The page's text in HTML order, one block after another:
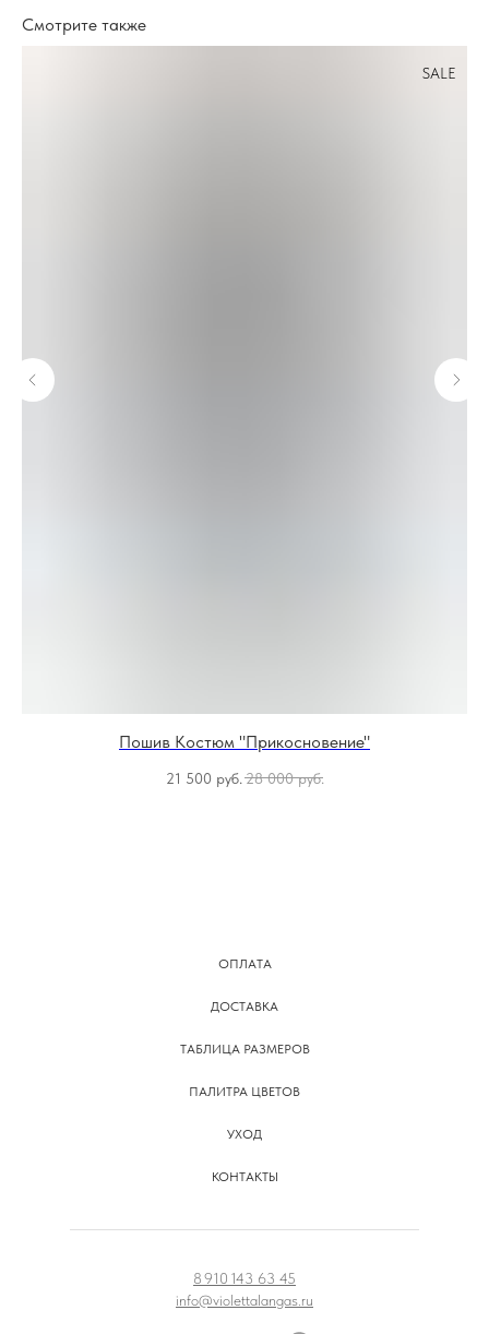
Смотрите также
SALE
Пошив Костюм "Прикосновение"
21 500 руб.28 000 руб.
ОПЛАТА
ДОСТАВКА
ТАБЛИЦА РАЗМЕРОВ
ПАЛИТРА ЦВЕТОВ
УХОД
КОНТАКТЫ
8 910 143 63 45
info@violettalangas.ru